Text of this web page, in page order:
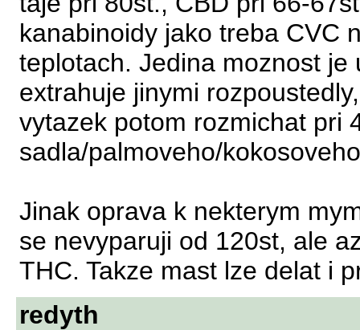
kanabinoidy jako treba CVC
teplotach. Jedina moznost
extrahuje jinymi
vytazek potom rozmichat pri
sadla/palmoveho/
Jinak oprava k nekterym
se nevyparuji od 120st, ale
THC. Takze mast lze delat i
redyth